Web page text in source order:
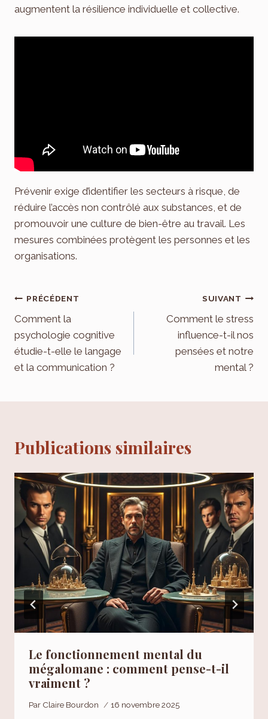
augmentent la résilience individuelle et collective.
Prévenir exige d’identifier les secteurs à risque, de
réduire l’accès non contrôlé aux substances, et de
promouvoir une culture de bien-être au travail. Les
mesures combinées protègent les personnes et les
organisations.
Navigation
de
l’article
PRÉCÉDENT
Comment la
psychologie cognitive
étudie-t-elle le langage
et la communication ?
SUIVANT
Comment le stress
influence-t-il nos
pensées et notre
mental ?
Publications similaires
Le fonctionnement mental du
mégalomane : comment pense-t-il
vraiment ?
Par Claire Bourdon 16 novembre 2025